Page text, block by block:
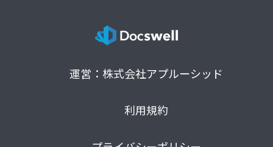
運営：株式会社アプルーシッド
利用規約